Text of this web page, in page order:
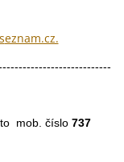
eznam.cz.
mob. číslo737